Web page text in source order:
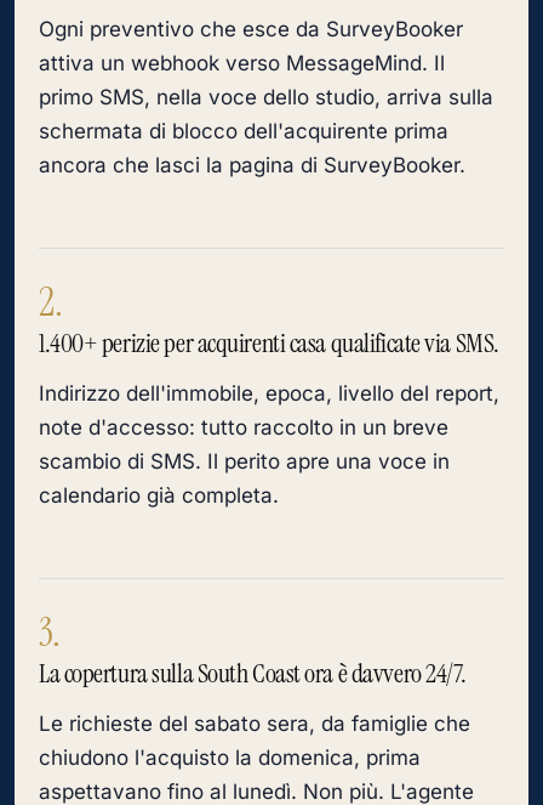
Ogni preventivo che esce da SurveyBooker
attiva un webhook verso MessageMind. Il
primo SMS, nella voce dello studio, arriva sulla
schermata di blocco dell'acquirente prima
ancora che lasci la pagina di SurveyBooker.
2.
1.400+ perizie per acquirenti casa qualificate via SMS.
Indirizzo dell'immobile, epoca, livello del report,
note d'accesso: tutto raccolto in un breve
scambio di SMS. Il perito apre una voce in
calendario già completa.
3.
La copertura sulla South Coast ora è davvero 24/7.
Le richieste del sabato sera, da famiglie che
chiudono l'acquisto la domenica, prima
aspettavano fino al lunedì. Non più. L'agente